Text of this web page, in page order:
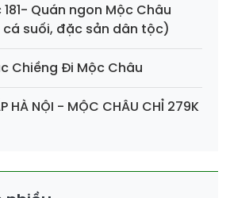
Quán ngon Mộc Châu
suối, đặc sản dân tộc)
Chiềng Đi Mộc Châu
HÀ NỘI - MỘC CHÂU CHỈ 279K